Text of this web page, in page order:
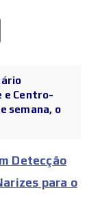
e Centro-
semana, o
Detecção
para o